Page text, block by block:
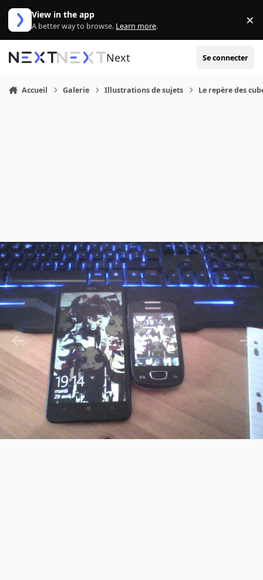
Aller au contenu
View in the app
A better way to browse. Learn more. ×
Next Se connecter
Accueil Galerie Illustrations de sujets Le repère des